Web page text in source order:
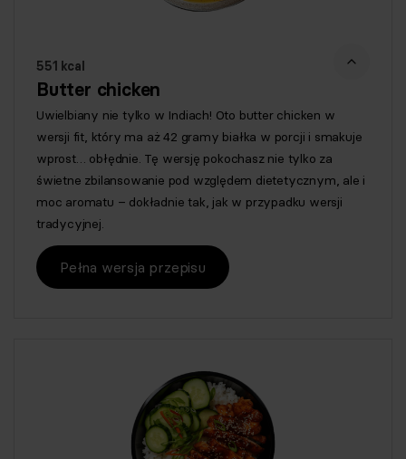
551 kcal
Butter chicken
Uwielbiany nie tylko w Indiach! Oto butter chicken w
wersji fit, który ma aż 42 gramy białka w porcji i smakuje
wprost… obłędnie. Tę wersję pokochasz nie tylko za
świetne zbilansowanie pod względem dietetycznym, ale i
moc aromatu – dokładnie tak, jak w przypadku wersji
tradycyjnej.
Pełna wersja przepisu